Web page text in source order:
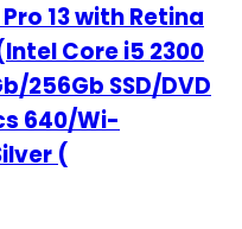
13 with Retina
Core i5 2300
256Gb SSD/DVD
640/Wi-
(